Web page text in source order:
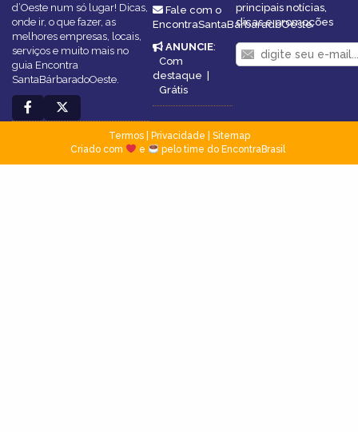
d’Oeste num só lugar! Dicas,
onde ir, o que fazer, as
melhores empresas, locais,
serviços e muito mais no
guia Encontra
SantaBárbaradoOeste.
Fale com o
EncontraSantaBárbaradoOeste
ANUNCIE:
Com
destaque |
Grátis
principais notícias,
dicas e promoções
Termos| Privacidade
Sitemap
Criado com
e pelo time do EncontraBrasil